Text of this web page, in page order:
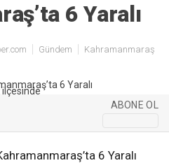
6 Yaralı
Gündem Kahramanmaraş
ABONE OL
6 Yaralı